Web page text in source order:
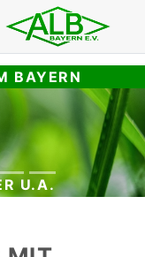
BAYERN
U.A.